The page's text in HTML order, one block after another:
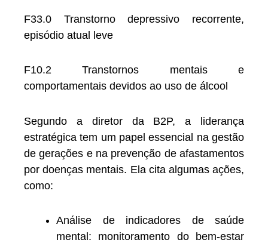
F33.0 Transtorno depressivo recorrente,
episódio atual leve
F10.2 Transtornos mentais e
comportamentais devidos ao uso de álcool
Segundo a diretor da B2P, a liderança
estratégica tem um papel essencial na gestão
de gerações e na prevenção de afastamentos
por doenças mentais. Ela cita algumas ações,
como:
Análise de indicadores de saúde
mental: monitoramento do bem-estar